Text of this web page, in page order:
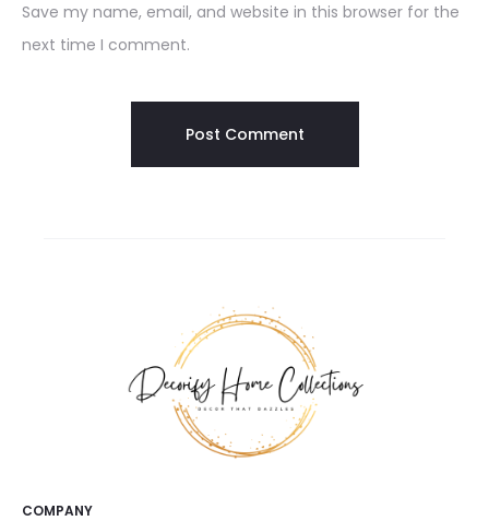
Save my name, email, and website in this browser for the
next time I comment.
COMPANY